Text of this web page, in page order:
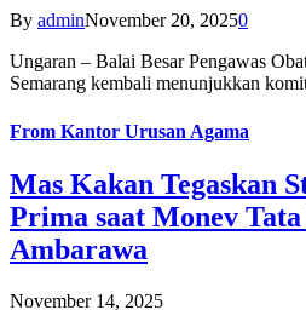
By adminNovember 20, 20250
Ungaran – Balai Besar Pengawas
Semarang kembali menunjukkan
From Kantor Urusan Agama
Mas Kakan Tegaskan
Prima saat Monev
Ambarawa
November 14, 2025